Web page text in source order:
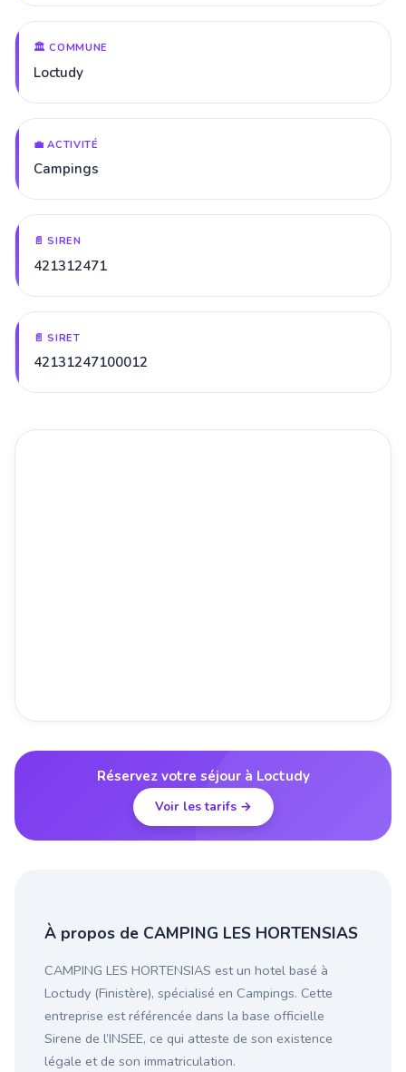
🏛️ COMMUNE
Loctudy
💼 ACTIVITÉ
Campings
📄 SIREN
421312471
📄 SIRET
42131247100012
Réservez votre séjour à Loctudy
Voir les tarifs →
À propos de CAMPING LES HORTENSIAS
CAMPING LES HORTENSIAS est un hotel basé à
Loctudy (Finistère), spécialisé en Campings. Cette
entreprise est référencée dans la base officielle
Sirene de l’INSEE, ce qui atteste de son existence
légale et de son immatriculation.